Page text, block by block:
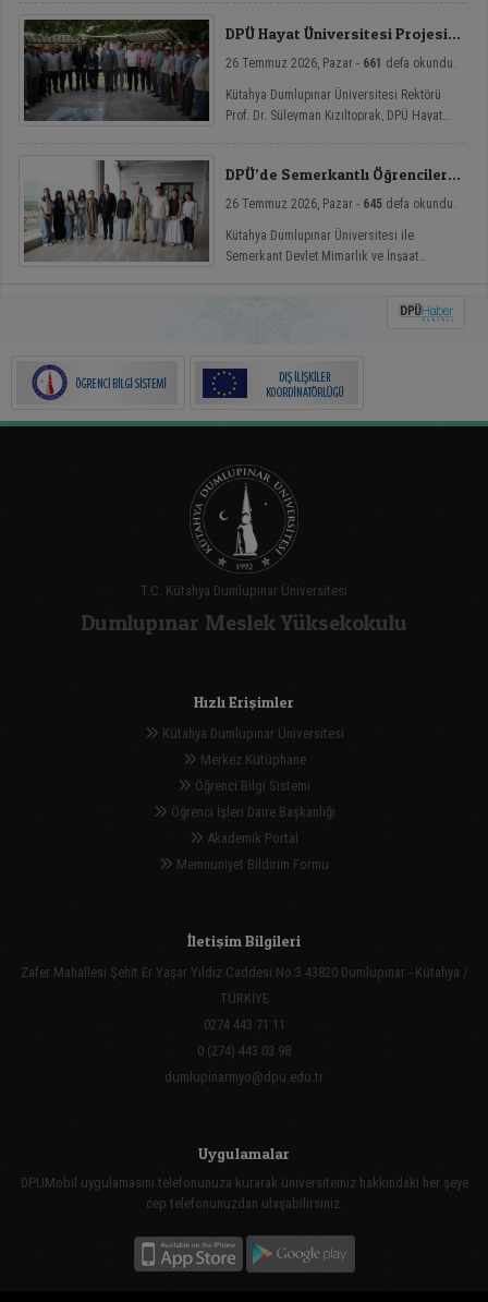
değerlendirmelerini amaçlayan DPÜ Çocuk
Yaz Atölyeleri programı, düzenlenen açılış
DPÜ Hayat Üniversitesi Projesi
26 Temmuz 2026, Pazar - 661 defa okundu.
Kütahya Dumlupınar Üniversitesi Rektörü
Prof. Dr. Süleyman Kızıltoprak, DPÜ Hayat
katılarak vatandaşlarla buluştu.
DPÜ’de Semerkantlı Öğrencilere
26 Temmuz 2026, Pazar - 645 defa okundu.
Kütahya Dumlupınar Üniversitesi ile
Semerkant Devlet Mimarlık ve İnşaat
öğrenciler yaz okulunda ağırlanıyor.
T.C. Kütahya Dumlupınar Üniversitesi
Dumlupınar Meslek Yüksekokulu
Hızlı Erişimler
Kütahya Dumlupınar Üniversitesi
Merkez Kütüphane
Öğrenci Bilgi Sistemi
Öğrenci İşleri Daire Başkanlığı
Akademik Portal
Memnuniyet Bildirim Formu
İletişim Bilgileri
Zafer Mahallesi Şehit Er Yaşar Yıldız Caddesi No:3 43820 Dumlupınar - Kütahya /
TÜRKİYE
0274 443 71 11
0 (274) 443 03 98
dumlupinarmyo@dpu.edu.tr
Uygulamalar
DPUMobil uygulamasını telefonunuza kurarak üniversitemiz hakkındaki her şeye
cep telefonunuzdan ulaşabilirsiniz.